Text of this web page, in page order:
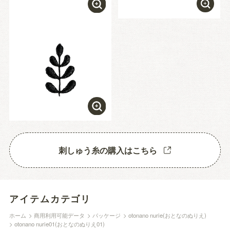
刺しゅう糸の購入はこちら
アイテムカテゴリ
ホーム >商用利用可能データ >パッケージ >otonano nurie(おとなのぬりえ)
>otonano nurie01(おとなのぬりえ01)